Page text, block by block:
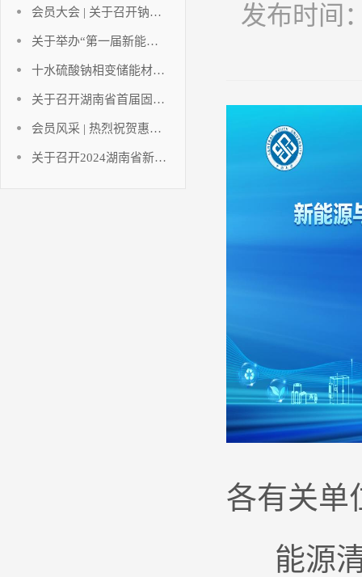
会员大会 | 关于召开钠离子动力电池发展与创新应用论坛暨碳酸锂应用发展分析及应对策略研讨会（会员大会）的通知
关于举办“第一届新能源与储能工程湘江国际论坛暨2023中国（长沙）电池产业博览会”的通知
十水硫酸钠相变储能材料研究进展
关于召开湖南省首届固态电池创新发展论坛暨固态电池技术创新联合体成立大会的通知
会员风采 | 热烈祝贺惠同新材成为湖南省电池行业协会及协会氢能产业技术创新联合体副会长单位！
关于召开2024湖南省新能源电池技术讲座暨湖南省电池行业协会年终工作总结的通知
发布时间
各有关单
能源清